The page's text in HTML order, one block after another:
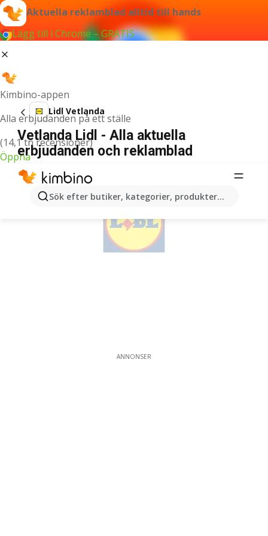
Aktuella reklamblad alltid till hands
Lägg till i Chrome – GRATIS
Kimbino-appen
Alla erbjudanden på ett ställe
(14,1 tn recensioner)
Öppna
Sök efter butiker, kategorier, produkter...
Lidl Vetlanda
Vetlanda Lidl - Alla aktuella
erbjudanden och reklamblad
ANNONSER